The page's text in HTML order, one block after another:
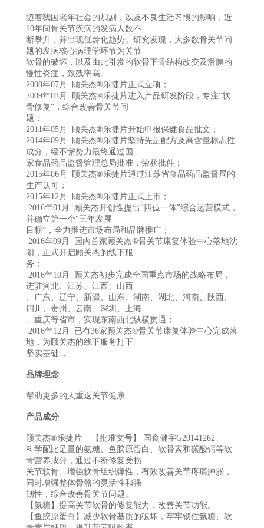
随着我国老年社会的加剧，以及不良生活习惯的影响，近
10年间骨关节疾病的发病人数不
断攀升，并出现低龄化趋势。研究发现，大多数骨关节问
题的发病核心病理学环节为关节
软骨的破坏，以及由此引发的软骨下骨结构改变及滑膜的
慢性炎症，致残率高。
2008年07月 顾关杰®乐捷片正式立项；
2009年03月 顾关杰®乐捷片进入产品研发阶段，专注”软
骨修复“，综合改善骨关节问
题；
2011年05月 顾关杰®乐捷片开始申报保健食品批文；
2014年09月 顾关杰®乐捷片坚持先进配方及高含量标志性
成分，经不懈努力最终通过国
家食品药品监督管理总局批准，荣获批件；
2015年06月 顾关杰®乐捷片通过江苏省食品药品监督局的
生产认可；
2015年12月 顾关杰®乐捷片正式上市；
2016年01月 顾关杰开创性提出“四位一体”综合运营模式，
并确立第一个“三年发展
目标”，全力推进市场布局和品牌推广；
2016年09月 国内首家顾关杰®骨关节康复体验中心落地沈
阳，正式开启顾关杰的线下服
务；
2016年10月 顾关杰初步完成全国重点市场的战略布局，
进驻河北、江苏、江西、山西
、广东、辽宁、新疆、山东、湖南、湖北、河南、陕西、
四川、贵州、云南、深圳、上海
、重庆等省市，实现东南西北纵横贯通；
2016年12月 已有36家顾关杰®骨关节康复体验中心完成落
地，为顾关杰的线下服务打下
坚实基础...
品牌理念
帮助更多的人重返关节健康
产品成分
顾关杰®乐捷片 【批准文号】 国食健字G20141262
科学配比足量的氨糖、鱼胶原蛋白、软骨素和碳酸钙等软
骨营养成分，通过不断修复受损
关节软骨、增强软骨组织弹性，有效改善关节疼痛肿胀，
同时增强整体骨骼的灵活性和强
韧性，综合改善骨关节问题。
【氨糖】提高关节软骨的修复能力，改善关节功能。
【鱼胶原蛋白】减少软骨基质的破坏，牢牢锁住氨糖、软